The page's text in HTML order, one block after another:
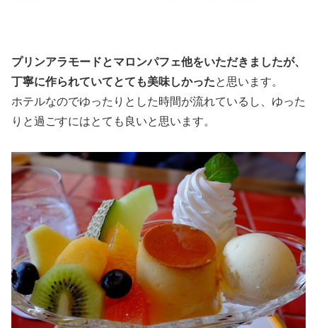
プリンアラモードとマロンパフェ他をいただきましたが、
丁寧に作られていてとても美味しかったと思います。
ホテルなのでゆったりとした時間が流れているし、ゆった
りと過ごすにはとても良いと思います。